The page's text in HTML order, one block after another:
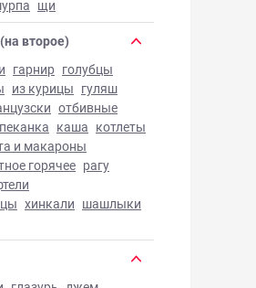
щи
второе)
гарнир голубцы
из курицы гуляш
отбивные
каша котлеты
и макароны
горячее рагу
хинкали шашлыки